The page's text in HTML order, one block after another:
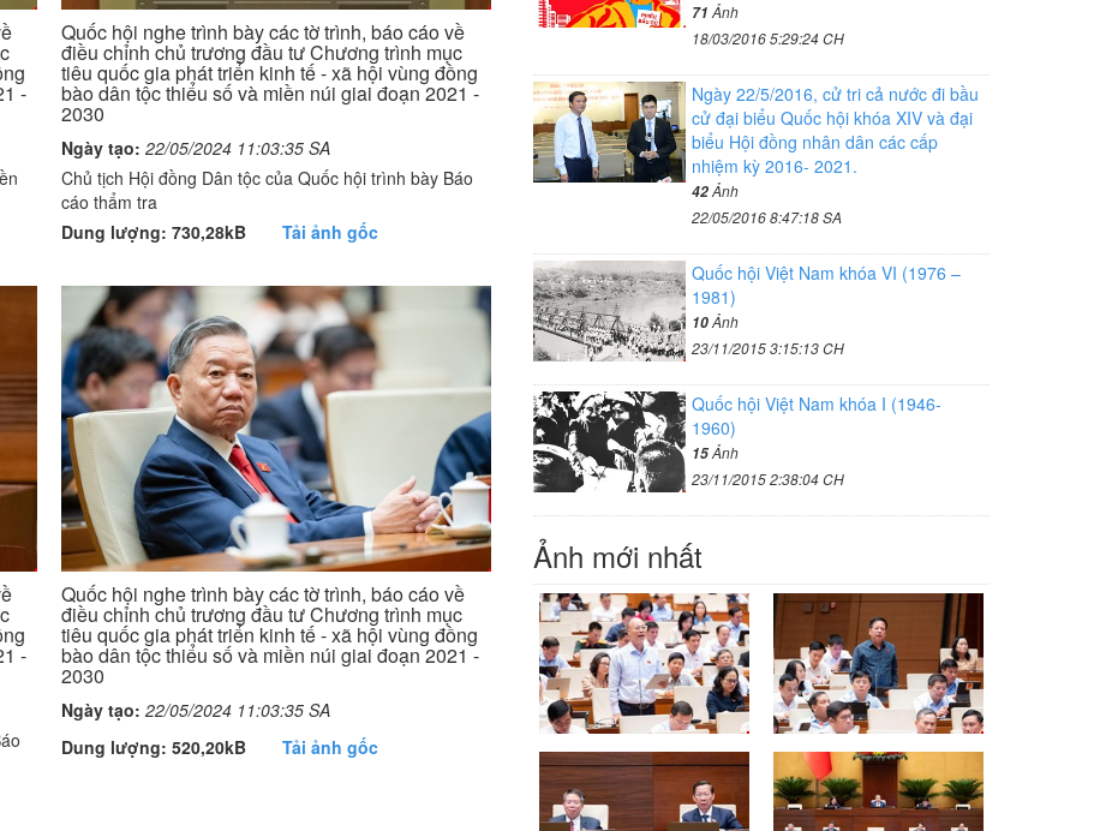
-
Quốc hội nghe trình bày các tờ trình, báo cáo về
điều chỉnh chủ trương đầu tư Chương trình mục
tiêu quốc gia phát triển kinh tế - xã hội vùng đồng
bào dân tộc thiểu số và miền núi giai đoạn 2021 -
2030
Ngày tạo: 22/05/2024 11:03:35 SA
Chủ tịch Hội đồng Dân tộc của Quốc hội trình bày Báo
cáo thẩm tra
Dung lượng: 730,28kB
Tải ảnh gốc
-
Quốc hội nghe trình bày các tờ trình, báo cáo về
điều chỉnh chủ trương đầu tư Chương trình mục
tiêu quốc gia phát triển kinh tế - xã hội vùng đồng
bào dân tộc thiểu số và miền núi giai đoạn 2021 -
2030
Ngày tạo: 22/05/2024 11:03:35 SA
Dung lượng: 520,20kB
Tải ảnh gốc
71 Ảnh
18/03/2016 5:29:24 CH
Ngày 22/5/2016, cử tri cả nước đi bầu
cử đại biểu Quốc hội khóa XIV và đại
biểu Hội đồng nhân dân các cấp
nhiệm kỳ 2016- 2021.
42Ảnh
22/05/2016 8:47:18 SA
Quốc hội Việt Nam khóa VI (1976 –
1981)
10Ảnh
23/11/2015 3:15:13 CH
Quốc hội Việt Nam khóa I (1946-
1960)
15Ảnh
23/11/2015 2:38:04 CH
Ảnh mới nhất